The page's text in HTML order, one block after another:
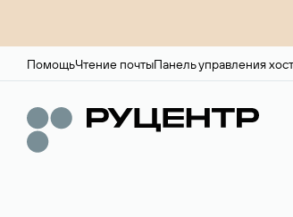
ПомощьЧтение почтыПанель управления